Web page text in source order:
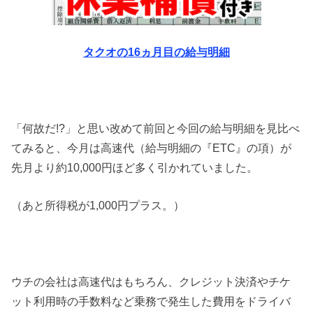
タクオの16ヵ月目の給与明細
「何故だ!?」と思い改めて前回と今回の給与明細を見比べ
てみると、今月は高速代（給与明細の『ETC』の項）が
先月より約10,000円ほど多く引かれていました。
（あと所得税が1,000円プラス。）
ウチの会社は高速代はもちろん、クレジット決済やチケ
ット利用時の手数料など乗務で発生した費用をドライバ